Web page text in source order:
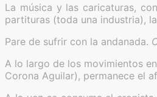
La música y las caricaturas,
partituras (toda una industria),
Pare de sufrir con la andanada.
A lo largo de los movimientos
Corona Aguilar), permanece el